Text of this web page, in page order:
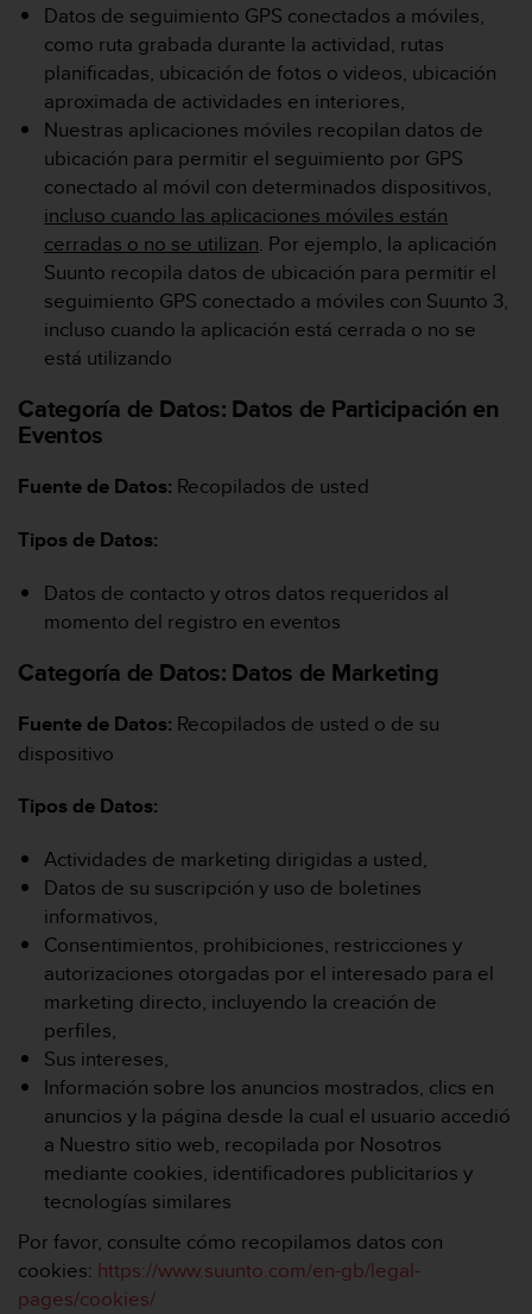
Datos de seguimiento GPS conectados a móviles,
como ruta grabada durante la actividad, rutas
planificadas, ubicación de fotos o videos, ubicación
aproximada de actividades en interiores,
Nuestras aplicaciones móviles recopilan datos de
ubicación para permitir el seguimiento por GPS
conectado al móvil con determinados dispositivos,
incluso cuando las aplicaciones móviles están
cerradas o no se utilizan. Por ejemplo, la aplicación
Suunto recopila datos de ubicación para permitir el
seguimiento GPS conectado a móviles con Suunto 3,
incluso cuando la aplicación está cerrada o no se
está utilizando
Categoría de Datos: Datos de Participación en
Eventos
Fuente de Datos: Recopilados de usted
Tipos de Datos:
Datos de contacto y otros datos requeridos al
momento del registro en eventos
Categoría de Datos: Datos de Marketing
Fuente de Datos: Recopilados de usted o de su
dispositivo
Tipos de Datos:
Actividades de marketing dirigidas a usted,
Datos de su suscripción y uso de boletines
informativos,
Consentimientos, prohibiciones, restricciones y
autorizaciones otorgadas por el interesado para el
marketing directo, incluyendo la creación de
perfiles,
Sus intereses,
Información sobre los anuncios mostrados, clics en
anuncios y la página desde la cual el usuario accedió
a Nuestro sitio web, recopilada por Nosotros
mediante cookies, identificadores publicitarios y
tecnologías similares
Por favor, consulte cómo recopilamos datos con
cookies: https://www.suunto.com/en-gb/legal-
pages/cookies/